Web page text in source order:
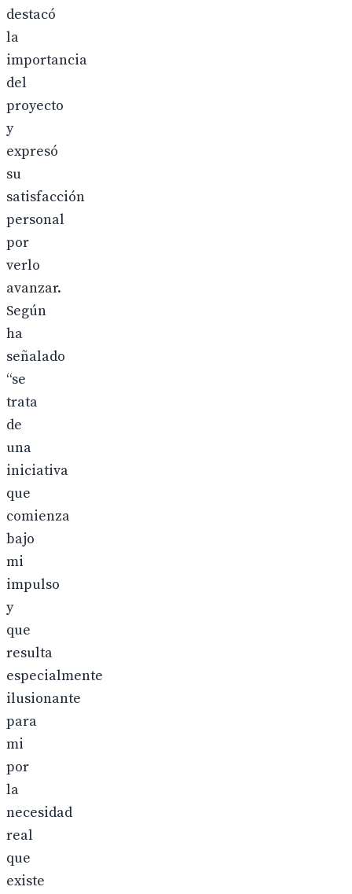
destacó
la
importancia
del
proyecto
y
expresó
su
satisfacción
personal
por
verlo
avanzar.
Según
ha
señalado
“se
trata
de
una
iniciativa
que
comienza
bajo
mi
impulso
y
que
resulta
especialmente
ilusionante
para
mi
por
la
necesidad
real
que
existe